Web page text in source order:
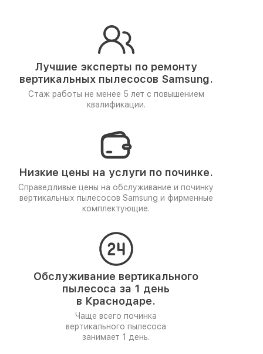
Лучшие эксперты по ремонту
вертикальных пылесосов Samsung.
Стаж работы не менее 5 лет с повышением
квалификации.
Низкие цены на услуги по починке.
Справедливые цены на обслуживание и починку
вертикальных пылесосов Samsung и фирменные
комплектующие.
Обслуживание вертикального
пылесоса за 1 день
в Краснодаре.
Чаще всего починка
вертикального пылесоса
занимает 1 день.